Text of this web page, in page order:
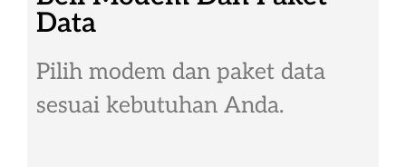
Data
Pilih modem dan paket data
sesuai kebutuhan Anda.